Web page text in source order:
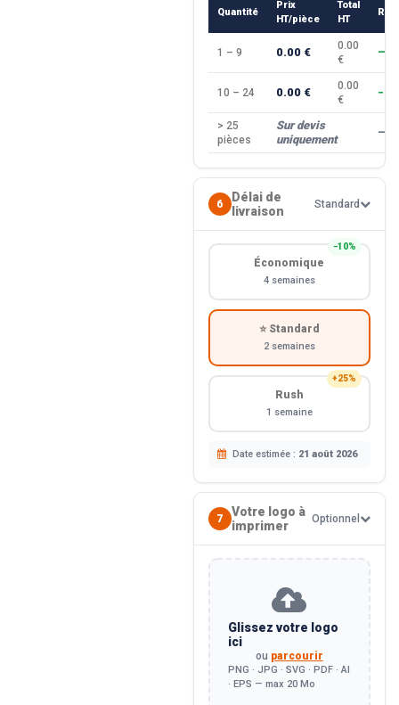
Quantité
Prix
HT/pièce
Total
HT
1 – 9 0.00 €
0.00
€
—
10 – 24 0.00 €
0.00
€
> 25
pièces
Sur devis
uniquement
—
6
Délai de
livraison
Standard
−10%
Économique
4 semaines
⭐ Standard
2 semaines
+25%
Rush
1 semaine
Date estimée : 21 août 2026
7
Votre logo à
imprimer
Optionnel
Glissez votre logo
ici
ou parcourir
PNG · JPG · SVG · PDF · AI
· EPS — max 20 Mo